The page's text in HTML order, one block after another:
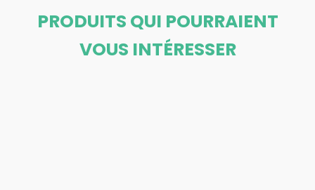
PRODUITS QUI POURRAIENT
VOUS INTÉRESSER